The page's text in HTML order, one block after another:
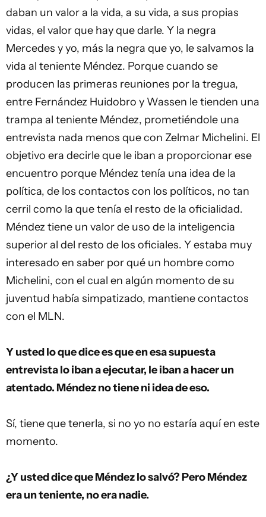
daban un valor a la vida, a su vida, a sus propias
vidas, el valor que hay que darle. Y la negra
Mercedes y yo, más la negra que yo, le salvamos la
vida al teniente Méndez. Porque cuando se
producen las primeras reuniones por la tregua,
entre Fernández Huidobro y Wassen le tienden una
trampa al teniente Méndez, prometiéndole una
entrevista nada menos que con Zelmar Michelini. El
objetivo era decirle que le iban a proporcionar ese
encuentro porque Méndez tenía una idea de la
política, de los contactos con los políticos, no tan
cerril como la que tenía el resto de la oficialidad.
Méndez tiene un valor de uso de la inteligencia
superior al del resto de los oficiales. Y estaba muy
interesado en saber por qué un hombre como
Michelini, con el cual en algún momento de su
juventud había simpatizado, mantiene contactos
con el MLN.
Y usted lo que dice es que en esa supuesta
entrevista lo iban a ejecutar, le iban a hacer un
atentado. Méndez no tiene ni idea de eso.
Sí, tiene que tenerla, si no yo no estaría aquí en este
momento.
¿Y usted dice que Méndez lo salvó? Pero Méndez
era un teniente, no era nadie.